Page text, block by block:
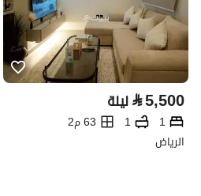
⃁5,500 ليلة
1
1
63 م2
الرياض